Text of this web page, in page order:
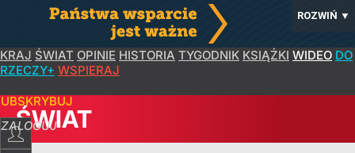
ROZWIŃ ▼
KRAJ ŚWIAT OPINIE HISTORIA TYGODNIK KSIĄŻKI WIDEO DO
RZECZY+ WSPIERAJ
ZALOGUJ
ŚWIAT